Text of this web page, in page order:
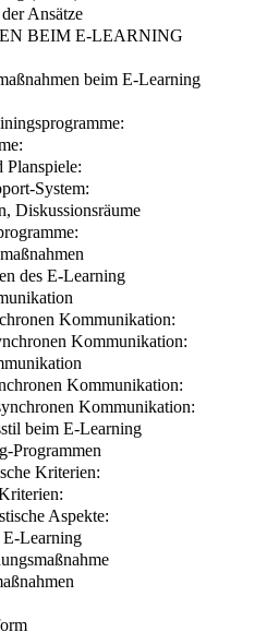
Ansätze
BEIM E-LEARNING
beim E-Learning
Planspiele:
System:
Diskussionsräume
des E-Learning
Kommunikation:
Kommunikation:
Kommunikation:
Kommunikation:
beim E-Learning
Programmen
Kriterien:
Aspekte:
E-Learning